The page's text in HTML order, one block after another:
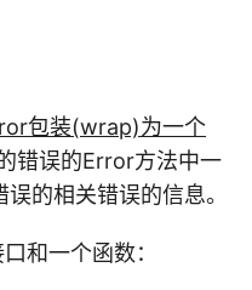
包装(wrap)为一个
错误的Error方法中一
的相关错误的信息。
和一个函数：